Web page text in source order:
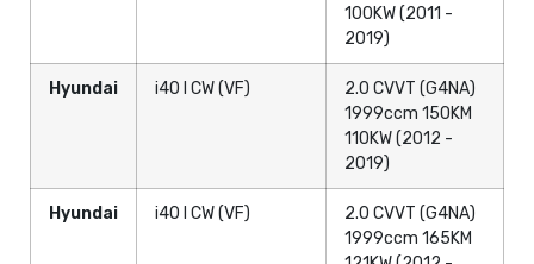
100KW (2011 -
2019)
Hyundai i40 I CW (VF)
2.0 CVVT (G4NA)
1999ccm 150KM
110KW (2012 -
2019)
Hyundai i40 I CW (VF)
2.0 CVVT (G4NA)
1999ccm 165KM